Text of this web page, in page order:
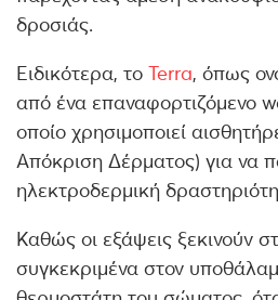
δροσιάς.
Ειδικότερα, το Terra, όπως
από ένα επαναφορτιζόμενο
οποίο χρησιμοποιεί
Απόκριση Δέρματος) για να
ηλεκτροδερμική
Καθώς οι εξάψεις ξεκινούν
συγκεκριμένα στον